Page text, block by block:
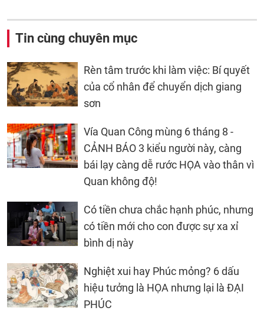
Tin cùng chuyên mục
Rèn tâm trước khi làm việc: Bí quyết
của cổ nhân để chuyển dịch giang
sơn
Vía Quan Công mùng 6 tháng 8 -
CẢNH BÁO 3 kiểu người này, càng
bái lạy càng dễ rước HỌA vào thân vì
Quan không độ!
Có tiền chưa chắc hạnh phúc, nhưng
có tiền mới cho con được sự xa xỉ
bình dị này
Nghiệt xui hay Phúc mỏng? 6 dấu
hiệu tưởng là HỌA nhưng lại là ĐẠI
PHÚC